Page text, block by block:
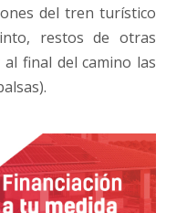
del tren turístico
restos de otras
final del camino las